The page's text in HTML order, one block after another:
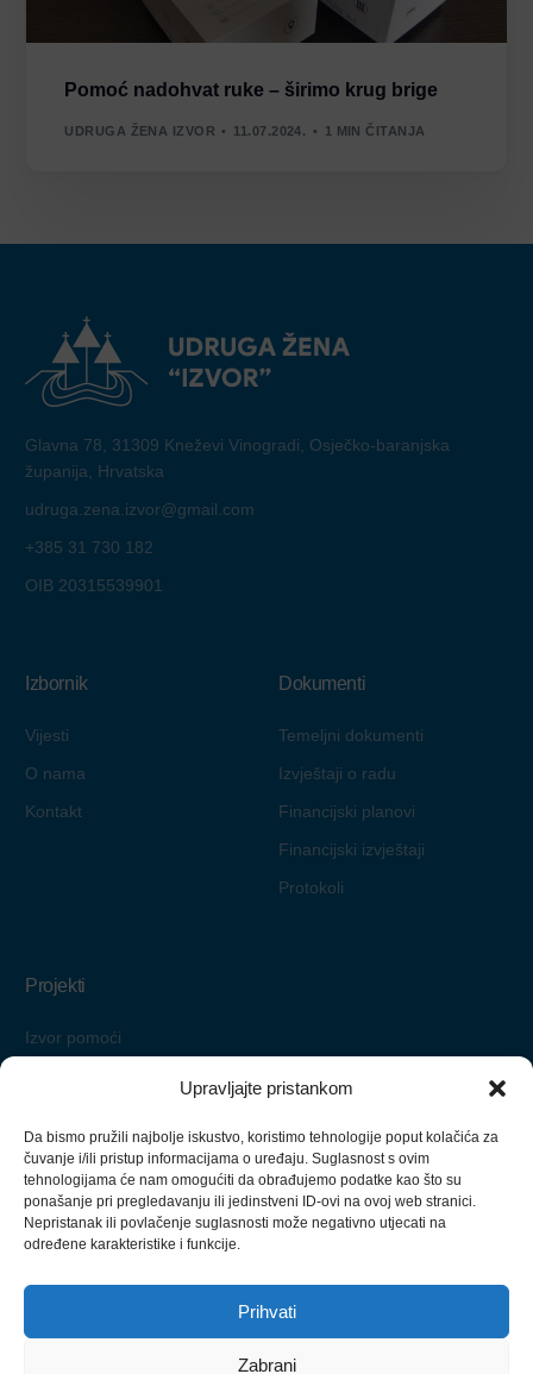
Upravljajte pristankom
Da bismo pružili najbolje iskustvo, koristimo tehnologije poput kolačića za
čuvanje i/ili pristup informacijama o uređaju. Suglasnost s ovim
tehnologijama će nam omogućiti da obrađujemo podatke kao što su
ponašanje pri pregledavanju ili jedinstveni ID-ovi na ovoj web stranici.
Nepristanak ili povlačenje suglasnosti može negativno utjecati na
određene karakteristike i funkcije.
Prihvati
Zabrani
Pomoć nadohvat ruke – širimo krug brige
UDRUGA ŽENA IZVOR 11.07.2024. 1 MIN ČITANJA
Glavna 78, 31309 Kneževi Vinogradi, Osječko-baranjska
županija, Hrvatska
udruga.zena.izvor@gmail.com
+385 31 730 182
OIB 20315539901
Izbornik
Vijesti
O nama
Kontakt
Dokumenti
Temeljni dokumenti
Izvještaji o radu
Financijski planovi
Financijski izvještaji
Protokoli
Projekti
Izvor pomoći
Zaželi i ostani